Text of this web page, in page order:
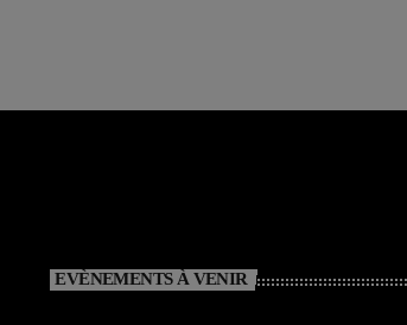
EVÈNEMENTS À VENIR